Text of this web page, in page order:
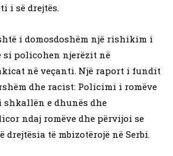
i së drejtës.
i domosdoshëm një rishikim i
si policohen njerëzit në
në veçanti. Një raport i fundit
dhe racist: Policimi i romëve
shkallën e dhunës dhe
ndaj romëve dhe përvijoi se
drejtësia të mbizotërojë në Serbi.